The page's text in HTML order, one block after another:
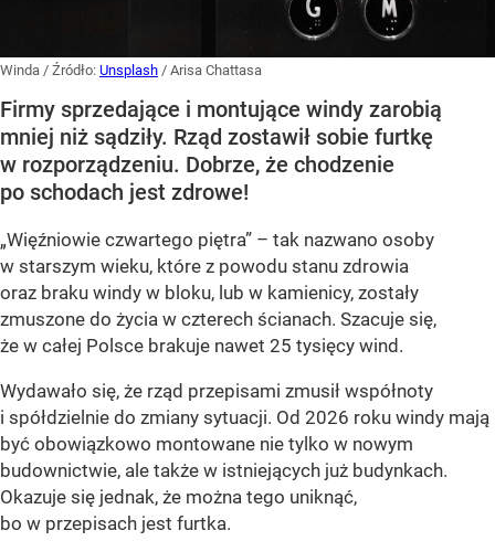
Winda / Źródło: Unsplash / Arisa Chattasa
Firmy sprzedające i montujące windy zarobią
mniej niż sądziły. Rząd zostawił sobie furtkę
w rozporządzeniu. Dobrze, że chodzenie
po schodach jest zdrowe!
„Więźniowie czwartego piętra” – tak nazwano osoby
w starszym wieku, które z powodu stanu zdrowia
oraz braku windy w bloku, lub w kamienicy, zostały
zmuszone do życia w czterech ścianach. Szacuje się,
że w całej Polsce brakuje nawet 25 tysięcy wind.
Wydawało się, że rząd przepisami zmusił współnoty
i spółdzielnie do zmiany sytuacji. Od 2026 roku windy mają
być obowiązkowo montowane nie tylko w nowym
budownictwie, ale także w istniejących już budynkach.
Okazuje się jednak, że można tego uniknąć,
bo w przepisach jest furtka.